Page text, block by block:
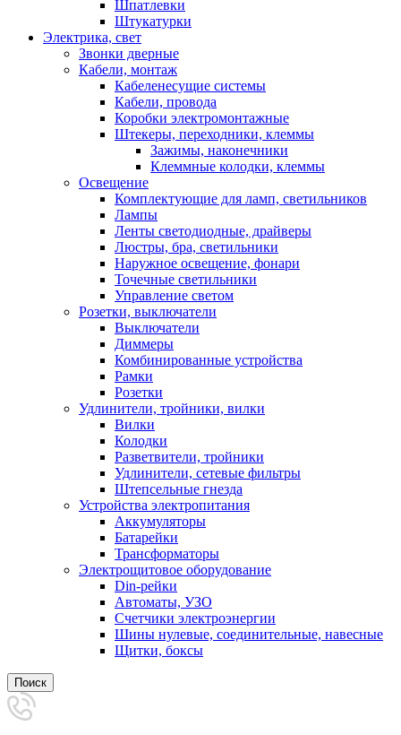
Шпатлевки
Штукатурки
Электрика, свет
Звонки дверные
Кабели, монтаж
Кабеленесущие системы
Кабели, провода
Коробки электромонтажные
Штекеры, переходники, клеммы
Зажимы, наконечники
Клеммные колодки, клеммы
Освещение
Комплектующие для ламп, светильников
Лампы
Ленты светодиодные, драйверы
Люстры, бра, светильники
Наружное освещение, фонари
Точечные светильники
Управление светом
Розетки, выключатели
Выключатели
Диммеры
Комбинированные устройства
Рамки
Розетки
Удлинители, тройники, вилки
Вилки
Колодки
Разветвители, тройники
Удлинители, сетевые фильтры
Штепсельные гнезда
Устройства электропитания
Аккумуляторы
Батарейки
Трансформаторы
Электрощитовое оборудование
Din-рейки
Автоматы, УЗО
Счетчики электроэнергии
Шины нулевые, соединительные, навесные
Щитки, боксы
Поиск